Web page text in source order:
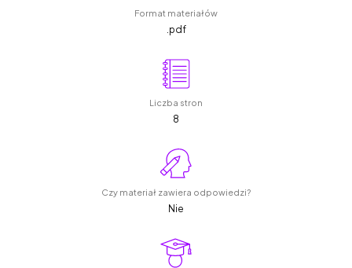
Format materiałów
.pdf
Liczba stron
8
Czy materiał zawiera odpowiedzi?
Nie